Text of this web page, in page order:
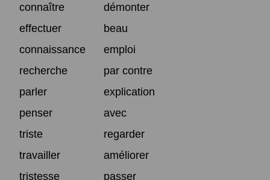
connaître
démonter
effectuer
beau
connaissance
emploi
recherche
par contre
parler
explication
penser
avec
triste
regarder
travailler
améliorer
tristesse
passer